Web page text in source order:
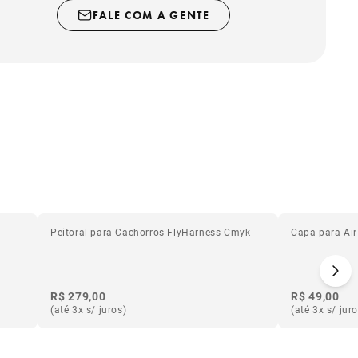
FALE COM A GENTE
Peitoral para Cachorros FlyHarness Cmyk
R$ 279,00
(até 3x s/ juros)
Capa para
R$ 49,00
(até 3x s/